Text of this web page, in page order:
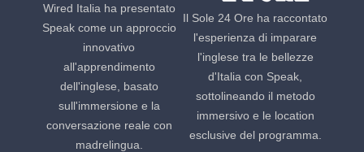
Wired Italia ha presentato
Speak come un approccio
innovativo
all'apprendimento
dell'inglese, basato
sull'immersione e la
conversazione reale con
madrelingua.
Il Sole 24 Ore ha raccontato
l'esperienza di imparare
l'inglese tra le bellezze
d'Italia con Speak,
sottolineando il metodo
immersivo e le location
esclusive del programma.